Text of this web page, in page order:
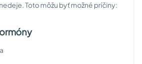
Toto môžu byť možné príčiny: